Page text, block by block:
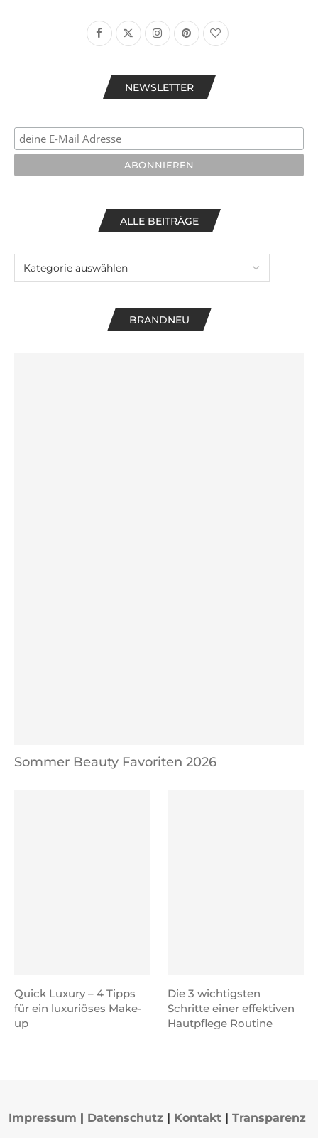
NEWSLETTER
ALLE BEITRÄGE
BRANDNEU
Sommer Beauty Favoriten 2026
Quick Luxury – 4 Tipps
für ein luxuriöses Make-
up
Die 3 wichtigsten
Schritte einer effektiven
Hautpflege Routine
Impressum | Datenschutz | Kontakt | Transparenz